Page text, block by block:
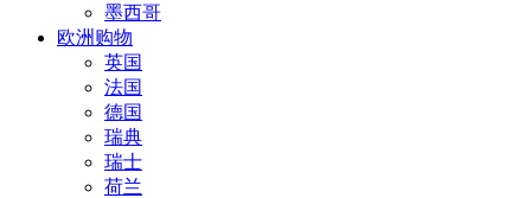
墨西哥
欧洲购物
英国
法国
德国
瑞典
瑞士
荷兰